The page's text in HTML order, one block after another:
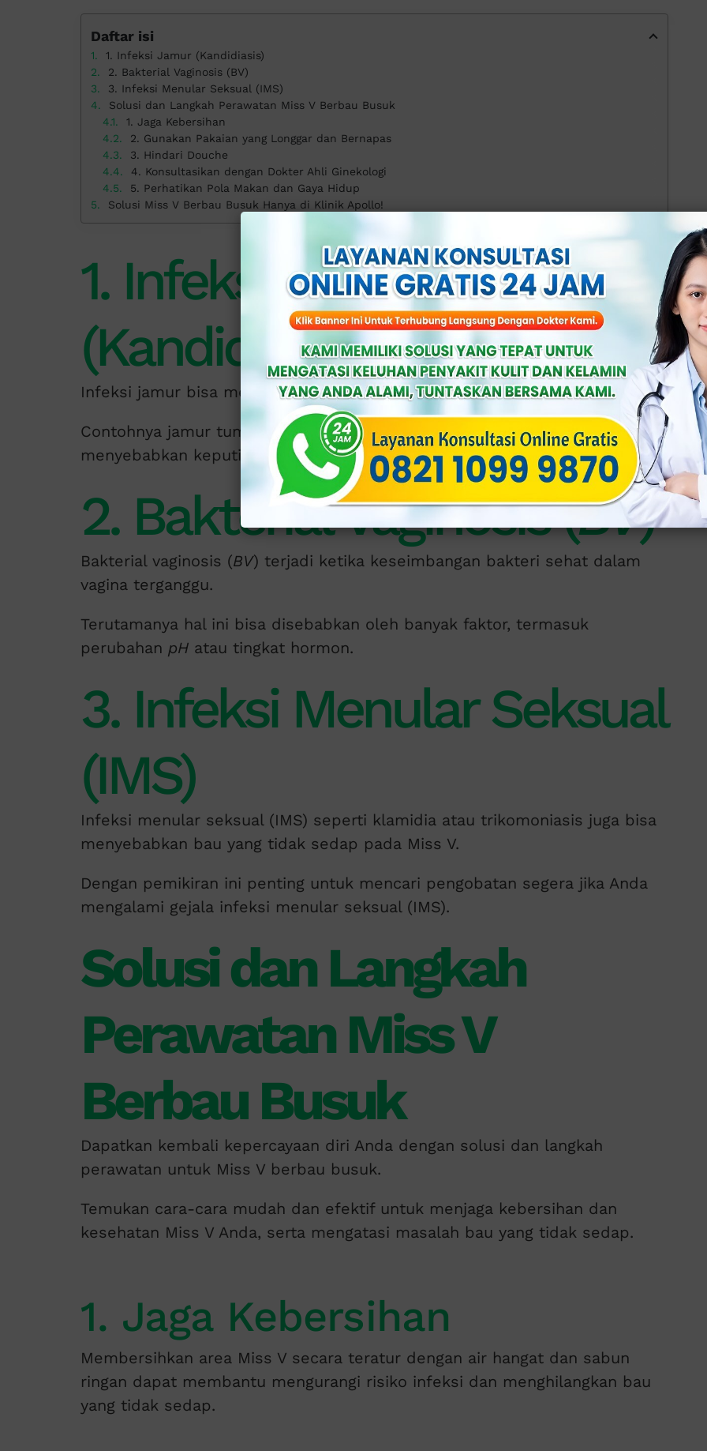
Daftar isi
1. Infeksi Jamur (Kandidiasis)
2. Bakterial Vaginosis (BV)
3. Infeksi Menular Seksual (IMS)
Solusi dan Langkah Perawatan Miss V Berbau Busuk
1. Jaga Kebersihan
2. Gunakan Pakaian yang Longgar dan Bernapas
3. Hindari Douche
4. Konsultasikan dengan Dokter Ahli Ginekologi
5. Perhatikan Pola Makan dan Gaya Hidup
Solusi Miss V Berbau Busuk Hanya di Klinik Apollo!
1. Infeksi Jamur
(Kandidiasis)
Infeksi jamur bisa menjadi penyebab utama bau tidak sedap pada Miss V.
Contohnya jamur tumbuh subur di lingkungan lembab seperti area intim,
menyebabkan keputihan yang berbau tidak sedap.
2. Bakterial Vaginosis (BV)
Bakterial vaginosis (BV) terjadi ketika keseimbangan bakteri sehat dalam
vagina terganggu.
Terutamanya hal ini bisa disebabkan oleh banyak faktor, termasuk
perubahan pHatau tingkat hormon.
3. Infeksi Menular Seksual
(IMS)
Infeksi menular seksual (IMS) seperti klamidia atau trikomoniasis juga bisa
menyebabkan bau yang tidak sedap pada Miss V.
Dengan pemikiran ini penting untuk mencari pengobatan segera jika Anda
mengalami gejala infeksi menular seksual (IMS).
Solusi dan Langkah
Perawatan Miss V
Berbau Busuk
Dapatkan kembali kepercayaan diri Anda dengan solusi dan langkah
perawatan untuk Miss V berbau busuk.
Temukan cara-cara mudah dan efektif untuk menjaga kebersihan dan
kesehatan Miss V Anda, serta mengatasi masalah bau yang tidak sedap.
1. Jaga Kebersihan
Membersihkan area Miss V secara teratur dengan air hangat dan sabun
ringan dapat membantu mengurangi risiko infeksi dan menghilangkan bau
yang tidak sedap.